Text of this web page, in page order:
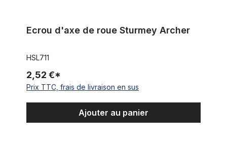
Ecrou d'axe de roue Sturmey Archer
HSL711
2,52 €*
Prix TTC, frais de livraison en sus
Ajouter au panier